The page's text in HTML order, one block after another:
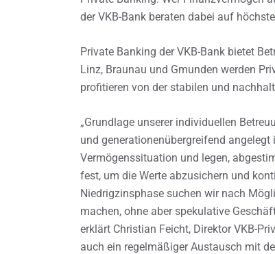
der VKB-Bank beraten dabei auf
Private Banking der VKB-Bank bietet
Linz, Braunau und Gmunden werden
profitieren von der stabilen und
„Grundlage unserer individuellen
und generationenübergreifend
Vermögenssituation und legen,
fest, um die Werte abzusichern und
Niedrigzinsphase suchen wir nach
machen, ohne aber spekulative
erklärt Christian Feicht, Direktor VKB-
auch ein regelmäßiger Austausch mit